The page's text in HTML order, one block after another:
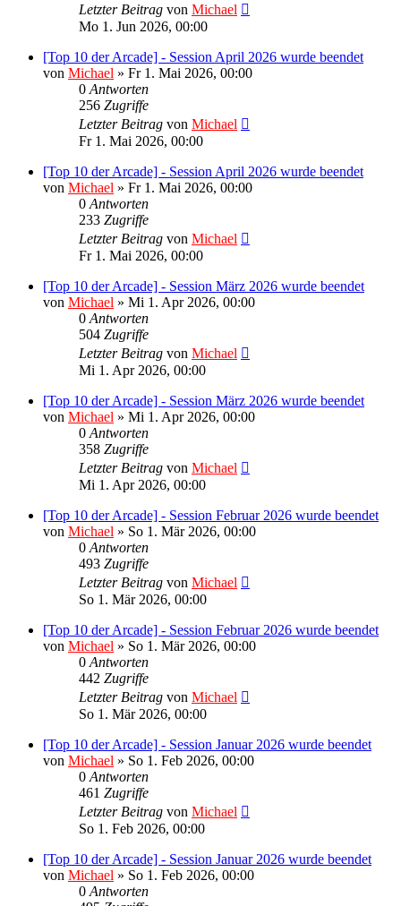
Letzter Beitrag von Michael
Mo 1. Jun 2026, 00:00
[Top 10 der Arcade] - Session April 2026 wurde beendet
von Michael » Fr 1. Mai 2026, 00:00
0 Antworten
256 Zugriffe
Letzter Beitrag von Michael
Fr 1. Mai 2026, 00:00
[Top 10 der Arcade] - Session April 2026 wurde beendet
von Michael » Fr 1. Mai 2026, 00:00
0 Antworten
233 Zugriffe
Letzter Beitrag von Michael
Fr 1. Mai 2026, 00:00
[Top 10 der Arcade] - Session März 2026 wurde beendet
von Michael » Mi 1. Apr 2026, 00:00
0 Antworten
504 Zugriffe
Letzter Beitrag von Michael
Mi 1. Apr 2026, 00:00
[Top 10 der Arcade] - Session März 2026 wurde beendet
von Michael » Mi 1. Apr 2026, 00:00
0 Antworten
358 Zugriffe
Letzter Beitrag von Michael
Mi 1. Apr 2026, 00:00
[Top 10 der Arcade] - Session Februar 2026 wurde beendet
von Michael » So 1. Mär 2026, 00:00
0 Antworten
493 Zugriffe
Letzter Beitrag von Michael
So 1. Mär 2026, 00:00
[Top 10 der Arcade] - Session Februar 2026 wurde beendet
von Michael » So 1. Mär 2026, 00:00
0 Antworten
442 Zugriffe
Letzter Beitrag von Michael
So 1. Mär 2026, 00:00
[Top 10 der Arcade] - Session Januar 2026 wurde beendet
von Michael » So 1. Feb 2026, 00:00
0 Antworten
461 Zugriffe
Letzter Beitrag von Michael
So 1. Feb 2026, 00:00
[Top 10 der Arcade] - Session Januar 2026 wurde beendet
von Michael » So 1. Feb 2026, 00:00
0 Antworten